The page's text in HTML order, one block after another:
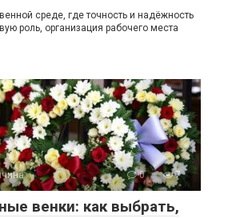
среде, где точность и надёжность
роль, организация рабочего места
0 7
венки: как выбрать,